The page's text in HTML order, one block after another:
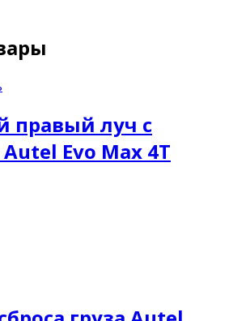
правый луч с
Evo Max 4T